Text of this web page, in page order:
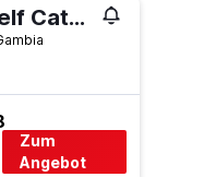
B2 Self Catering Apartments
Zum
Angebot